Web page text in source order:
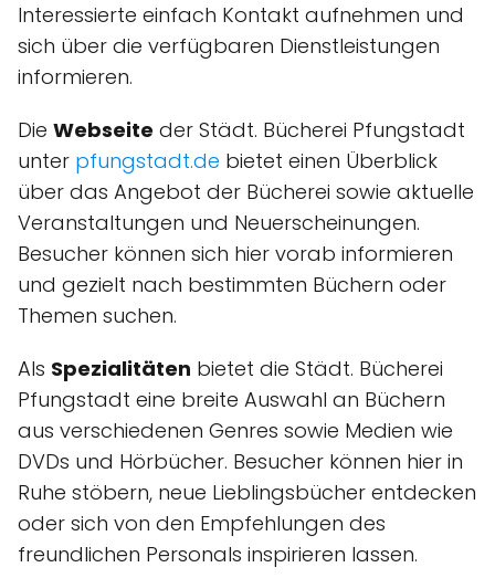
Interessierte einfach Kontakt aufnehmen und
sich über die verfügbaren Dienstleistungen
informieren.
Die Webseite der Städt. Bücherei Pfungstadt
unter pfungstadt.de bietet einen Überblick
über das Angebot der Bücherei sowie aktuelle
Veranstaltungen und Neuerscheinungen.
Besucher können sich hier vorab informieren
und gezielt nach bestimmten Büchern oder
Themen suchen.
Als Spezialitäten bietet die Städt. Bücherei
Pfungstadt eine breite Auswahl an Büchern
aus verschiedenen Genres sowie Medien wie
DVDs und Hörbücher. Besucher können hier in
Ruhe stöbern, neue Lieblingsbücher entdecken
oder sich von den Empfehlungen des
freundlichen Personals inspirieren lassen.